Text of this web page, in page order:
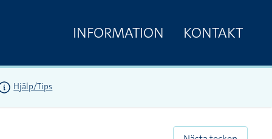
INFORMATION KONTAKT
Hjälp/Tips